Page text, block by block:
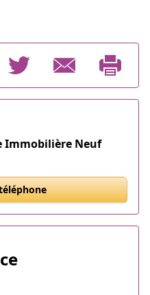
Immobilière Neuf